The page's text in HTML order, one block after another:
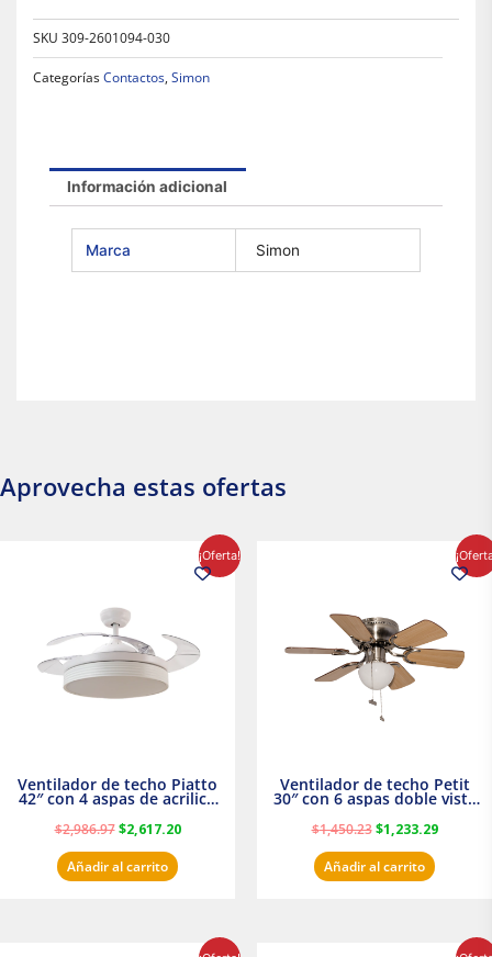
SKU 309-2601094-030
CategoríasContactos, Simon
Información adicional
Marca Simon
Aprovecha estas ofertas
¡Oferta!
Ventilador de techo Piatto
42″ con 4 aspas de acrilico
transparente
$2,986.97
$2,986.97.
$2,617.20
precio
actual
Añadir al carrito
Ventilador de techo Petit
30″ con 6 aspas doble vista
Satinado Masterfan
$1,450.23
$1,450.23.
$1,233.29
precio
actual
Añadir al carrito